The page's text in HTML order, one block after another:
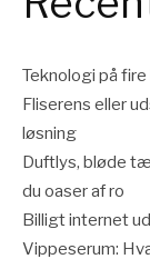
Teknologi på fire
Fliserens eller
løsning
Duftlys, bløde
du oaser af ro
Billigt internet
Vippeserum: